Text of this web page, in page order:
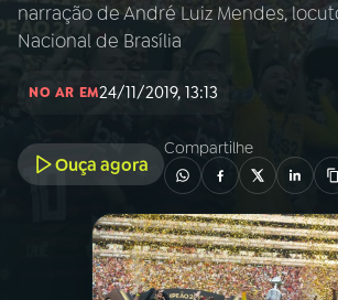
01INÍCIO
02A RÁDIO
03PROGRAMAÇÃO
PROGRAMAS
narração de André Luiz Mendes,
Nacional de Brasília
NO AR EM24/11/2019, 13:13
Ouça agora
Compartilhe